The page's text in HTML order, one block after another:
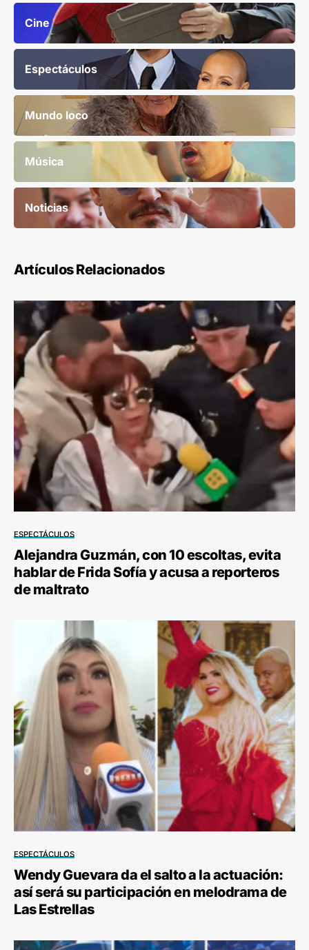
Cine
Espectáculos
Mundo loco
Música
Noticias
Artículos Relacionados
ESPECTÁCULOS
Alejandra Guzmán, con 10 escoltas, evita
hablar de Frida Sofía y acusa a reporteros
de maltrato
ESPECTÁCULOS
Wendy Guevara da el salto a la actuación:
así será su participación en melodrama de
Las Estrellas